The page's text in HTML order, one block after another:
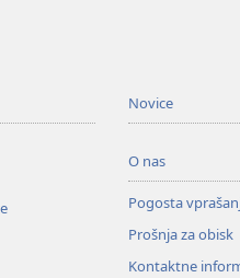
Novice
O nas
Pogosta
Prošnja za obisk
Kontaktne